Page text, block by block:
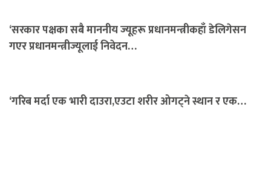
‘सरकार पक्षका सबै माननीय ज्यूहरू प्रधानमन्त्रीकहाँ डेलिगेसन
गएर प्रधानमन्त्रीज्यूलाई निवेदन…
‘गरिब मर्दा एक भारी दाउरा,एउटा शरीर ओगट्ने स्थान र एक…